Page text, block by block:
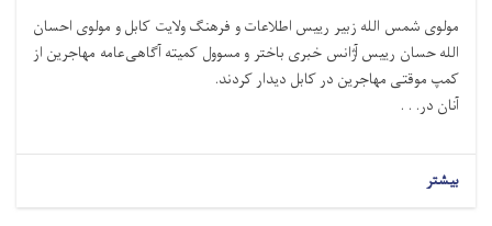
مولوی شمس الله زبیر رییس اطلاعات و فرهنگ ولایت کابل و مولوی احسان
الله حسان رییس آژانس خبری باختر و مسوول کمیته آگاهی‌‌عامه مهاجرین از
کمپ موقتی مهاجرین در کابل دیدار کردند.
آنان در. . .
بیشتر